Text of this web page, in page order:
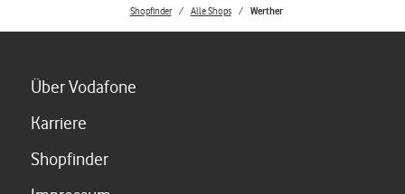
Shopfinder Alle Shops Werther
Über Vodafone
Karriere
ShopfinderLink öffnet in einem neuen Tab